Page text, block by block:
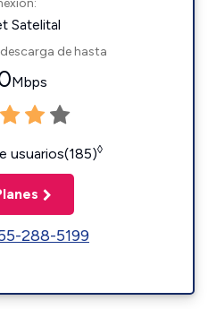
Satelital
de hasta
Mbps
usuarios(185)◊
288-5199